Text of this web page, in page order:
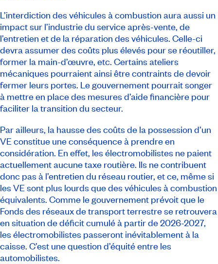
L’interdiction des véhicules à combustion aura aussi un
impact sur l’industrie du service après-vente, de
l’entretien et de la réparation des véhicules. Celle-ci
devra assumer des coûts plus élevés pour se réoutiller,
former la main-d’œuvre, etc. Certains ateliers
mécaniques pourraient ainsi être contraints de devoir
fermer leurs portes. Le gouvernement pourrait songer
à mettre en place des mesures d’aide financière pour
faciliter la transition du secteur.
Par ailleurs, la hausse des coûts de la possession d’un
VE constitue une conséquence à prendre en
considération. En effet, les électromobilistes ne paient
actuellement aucune taxe routière. Ils ne contribuent
donc pas à l’entretien du réseau routier, et ce, même si
les VE sont plus lourds que des véhicules à combustion
équivalents. Comme le gouvernement prévoit que le
Fonds des réseaux de transport terrestre se retrouvera
en situation de déficit cumulé à partir de 2026-2027,
les électromobilistes passeront inévitablement à la
caisse. C’est une question d’équité entre les
automobilistes.